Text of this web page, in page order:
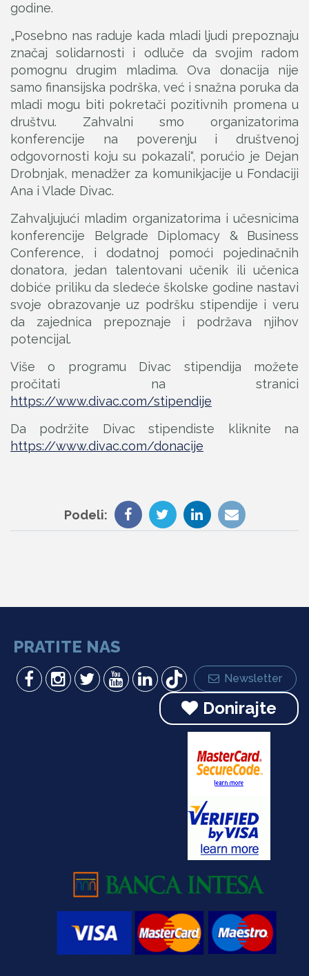
godine.
„Posebno nas raduje kada mladi ljudi prepoznaju
značaj solidarnosti i odluče da svojim radom
pomognu drugim mladima. Ova donacija nije
samo finansijska podrška, već i snažna poruka da
mladi mogu biti pokretači pozitivnih promena u
društvu. Zahvalni smo organizatorima
konferencije na poverenju i društvenoj
odgovornosti koju su pokazali“, porućio je Dejan
Drobnjak, menadžer za komunikjacije u Fondaciji
Ana i Vlade Divac.
Zahvaljujući mladim organizatorima i učesnicima
konferencije Belgrade Diplomacy & Business
Conference, i dodatnoj pomoći pojedinačnih
donatora, jedan talentovani učenik ili učenica
dobiće priliku da sledeće školske godine nastavi
svoje obrazovanje uz podršku stipendije i veru
da zajednica prepoznaje i podržava njihov
potencijal.
Više o programu Divac stipendija možete
pročitati na stranici
https://www.divac.com/stipendije
Da podržite Divac stipendiste kliknite na
https://www.divac.com/donacije
Podeli:
PRATITE NAS
Newsletter
Donirajte